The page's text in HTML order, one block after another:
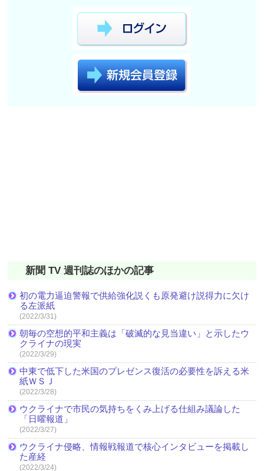
新聞 TV 週刊誌のほかの記事
初の電力逼迫警報で供給強化説くも原発避け説得力に欠け
る左派紙
(2022/3/31)
朝毎の空想的平和主義は「破滅的な見当違い」と示したウ
クライナの現実
(2022/3/29)
中東で低下した米国のプレゼンス復活の必要性を訴える米
紙ＷＳＪ
(2022/3/28)
ウクライナで市民の気持ちをくみ上げる仕組み議論した
「日曜報道」
(2022/3/27)
ウクライナ侵略、情報戦報道で核心インタビューを掲載し
た産経
(2022/3/24)